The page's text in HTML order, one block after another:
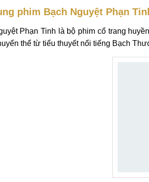
phim Bạch Nguyệt Phạn
Phạn Tinh là bộ phim cổ trang
thể từ tiểu thuyết nổi tiếng Bạch